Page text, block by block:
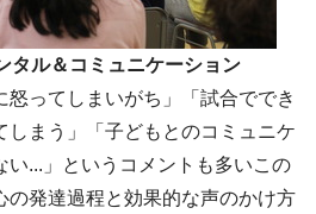
タル＆コミュニケーション
怒ってしまいがち」「試合ででき
しまう」「子どもとのコミュニケ
い...」というコメントも多いこの
の発達過程と効果的な声のかけ方